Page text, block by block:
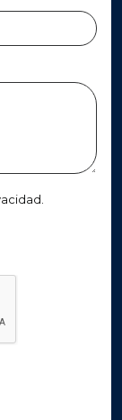
recibir
para